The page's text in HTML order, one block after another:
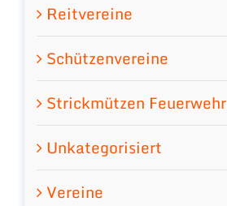
Reitvereine
Schützenvereine
Strickmützen Feuerwehr
Unkategorisiert
Vereine